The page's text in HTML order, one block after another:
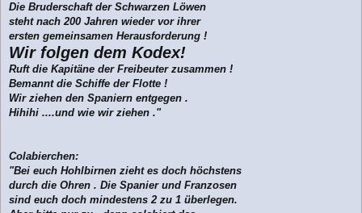
Die Bruderschaft der Schwarzen Löwen
steht nach 200 Jahren wieder vor ihrer
ersten gemeinsamen Herausforderung !
Wir folgen dem Kodex!
Ruft die Kapitäne der Freibeuter zusammen !
Bemannt die Schiffe der Flotte !
Wir ziehen den Spaniern entgegen .
Hihihi ....und wie wir ziehen ."
Colabierchen:
"Bei euch Hohlbirnen zieht es doch höchstens
durch die Ohren . Die Spanier und Franzosen
sind euch doch mindestens 2 zu 1 überlegen.